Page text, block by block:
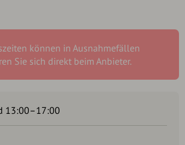
können in Ausnahmefällen
Sie sich direkt beim Anbieter.
13:00–17:00